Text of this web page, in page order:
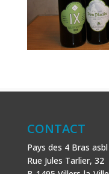
CONTACT
Pays des 4 Bras asbl
Rue Jules Tarlier, 32